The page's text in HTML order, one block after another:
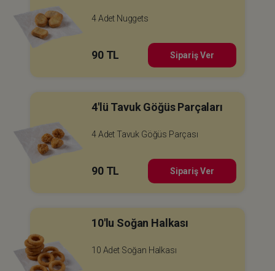
4 Adet Nuggets
90 TL Sipariş Ver
4'lü Tavuk Göğüs Parçaları
4 Adet Tavuk Göğüs Parçası
90 TL Sipariş Ver
10'lu Soğan Halkası
10 Adet Soğan Halkası